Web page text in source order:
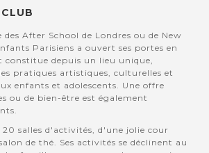
After School de Londres ou de New
Parisiens a ouvert ses portes en
constitue depuis un lieu unique,
pratiques artistiques, culturelles et
enfants et adolescents. Une offre
ou de bien-être est également
20 salles d'activités, d'une jolie cour
de thé. Ses activités se déclinent au